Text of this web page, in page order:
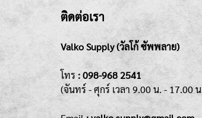
ติดต่อเรา
Valko Supply (วัลโก้ ซัพพลาย)
โทร :098-968 2541
(จันทร์ - ศุกร์ เวลา 9.00 น. - 17.00